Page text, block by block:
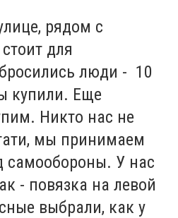
рядом с
для
люди - 10
купили. Еще
Никто нас не
мы принимаем
У нас
- повязка на левой
выбрали, как у